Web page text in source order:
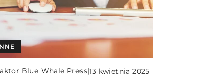
GŁOWA
|
Blue Whale Press|13 kwietnia 2025
Blue Whale Press|9 czerwca 2024